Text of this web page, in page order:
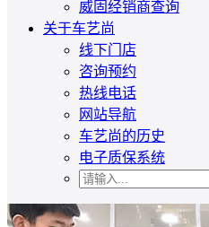
威固经销商查询
关于车艺尚
线下门店
咨询预约
热线电话
网站导航
车艺尚的历史
电子质保系统